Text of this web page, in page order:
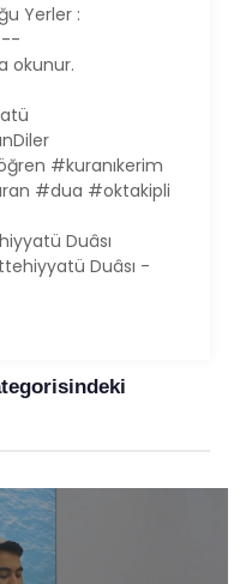
Yerler :
okunur.
#kuranıkerim
#dua #oktakipli
Duâsı
Duâsı -